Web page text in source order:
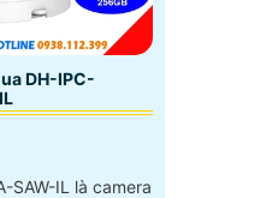
DH-IPC-
SAW-IL là camera